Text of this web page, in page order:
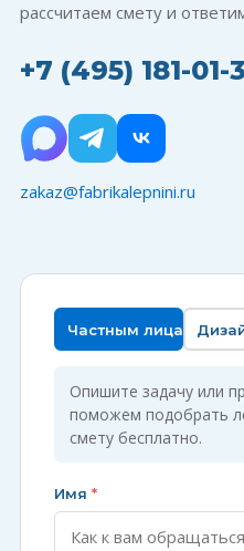
рассчитаем смету и
+7 (495) 181-01-
zakaz@fabrikalepnini.ru
Частным лицам
Опишите задачу или
поможем подобрать
смету бесплатно.
Имя *